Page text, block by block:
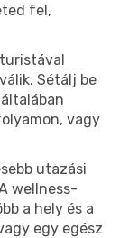
fel,
turistával
Sétálj be
vagy
utazási
wellness-
a hely és a
egy egész